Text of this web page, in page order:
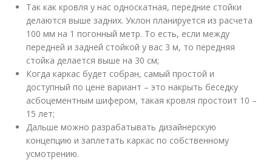
Так как кровля у нас односкатная, передние стойки
делаются выше задних. Уклон планируется из расчета
100 мм на 1 погонный метр. То есть, если между
передней и задней стойкой у вас 3 м, то передняя
стойка делается выше на 30 см;
Когда каркас будет собран, самый простой и
доступный по цене вариант – это накрыть беседку
асбоцементным шифером, такая кровля простоит 10 –
15 лет;
Дальше можно разрабатывать дизайнерскую
концепцию и заплетать каркас по собственному
усмотрению.